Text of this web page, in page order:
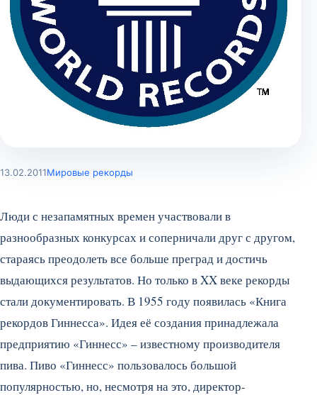
13.02.2011Мировые рекорды
Люди с незапамятных времен участвовали в
разнообразных конкурсах и соперничали друг с другом,
стараясь преодолеть все больше преград и достичь
выдающихся результатов. Но только в XX веке рекорды
стали документировать. В 1955 году появилась «Книга
рекордов Гиннесса». Идея её создания принадлежала
предприятию «Гиннесс» – известному производителя
пива. Пиво «Гиннесс» пользовалось большой
популярностью, но, несмотря на это, директор-